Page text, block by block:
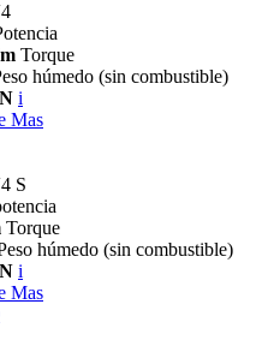
Torque
húmedo (sin combustible)
i
Mas
S
Torque
húmedo (sin combustible)
i
Mas